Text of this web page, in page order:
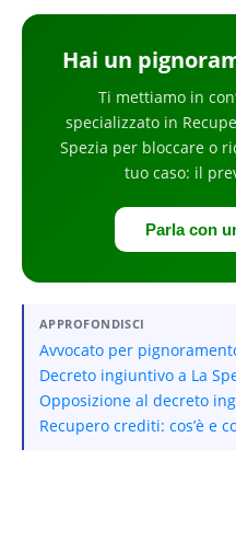
Hai un
Ti mettiamo in
specializzato in
Spezia per bloccare o
tuo caso: il
Parla con
APPROFONDISCI
Avvocato per
Decreto ingiuntivo a La
Opposizione al decreto
Recupero crediti: cos’è e